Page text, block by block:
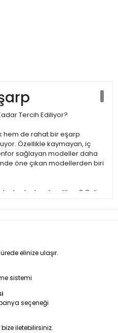
Tercih Ediliyor?
hem de rahat bir eşarp
Özellikle kaymayan, iç
sağlayan modeller daha
öne çıkan modellerden biri
kadar tercih ediliyor? Gelin
biri kayma
özel dokusu sayesinde
gün içinde sürekli
için ideal bir tercihtir.
elinize ulaşır.
sistemi
seçeneği
iletebilirsiniz.